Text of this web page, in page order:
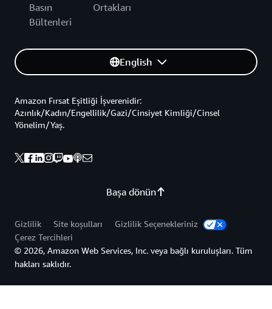
Basın
Bültenleri
Ortakları
English
Başa dönün
Amazon Fırsat Eşitliği İşverenidir:
Azınlık/Kadın/Engellilik/Gazi/Cinsiyet Kimliği/Cinsel
Yönelim/Yaş.
Gizlilik Site koşulları
Gizlilik Seçenekleriniz
Çerez Tercihleri
© 2026, Amazon Web Services, Inc. veya bağlı kuruluşları. Tüm
hakları saklıdır.